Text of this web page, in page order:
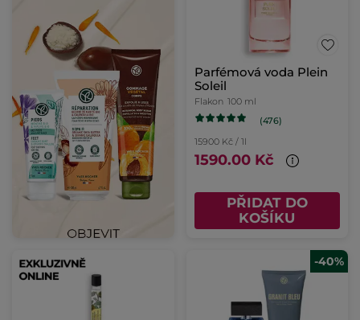
Parfémová voda Plein
Soleil
Flakon 100 ml
(476)
15900 Kč / 1l
1590.00 Kč
PŘIDAT DO
KOŠÍKU
-40%